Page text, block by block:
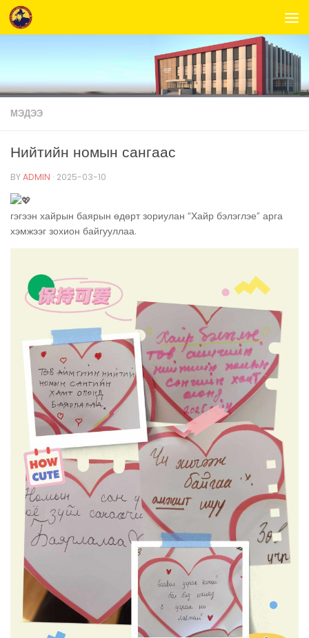
Skip to content
МЭДЭЭ
Нийтийн номын сангаас
BYADMIN · 2025-03-10
гэгээн хайрын баярын өдөрт зориулан “Хайр бэлэглэе” арга
хэмжээг зохион байгууллаа.